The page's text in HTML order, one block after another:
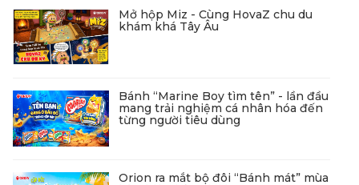
Mở hộp Miz - Cùng HovaZ chu du
khám khá Tây Âu
Bánh “Marine Boy tìm tên” - lần đầu
mang trải nghiệm cá nhân hóa đến
từng người tiêu dùng
Orion ra mắt bộ đôi “Bánh mát” mùa